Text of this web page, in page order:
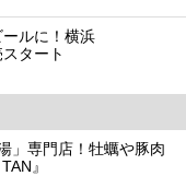
ルに！横浜
タート
」専門店！牡蠣や豚肉
』